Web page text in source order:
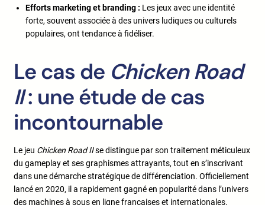
Efforts marketing et branding : Les jeux avec une identité
forte, souvent associée à des univers ludiques ou culturels
populaires, ont tendance à fidéliser.
Le cas de Chicken Road
II: une étude de cas
incontournable
Le jeu Chicken Road IIse distingue par son traitement méticuleux
du gameplay et ses graphismes attrayants, tout en s’inscrivant
dans une démarche stratégique de différenciation. Officiellement
lancé en 2020, il a rapidement gagné en popularité dans l’univers
des machines à sous en ligne françaises et internationales.